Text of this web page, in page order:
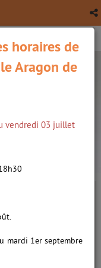
recherche avancée
du 4 au
Langevin,
horaires de
Aragon de
vendredi 03 juillet
mardi 1er septembre